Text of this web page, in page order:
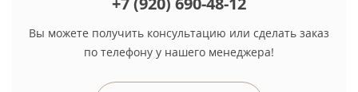
Вы можете получить консультацию или сделать заказ
по телефону у нашего менеджера!